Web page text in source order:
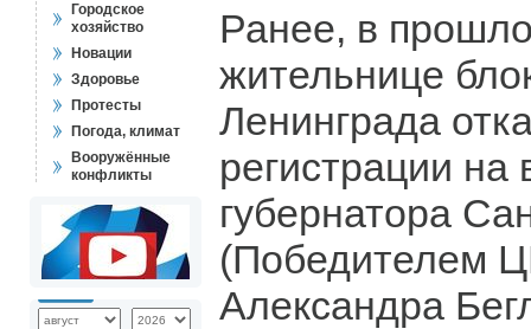
Городское
хозяйство
Новации
Здоровье
Протесты
Погода, климат
Вооружённые
конфликты
Ранее, в
жительнице
Ленинграда
регистрации на
губернатора
(Победителем
Александра